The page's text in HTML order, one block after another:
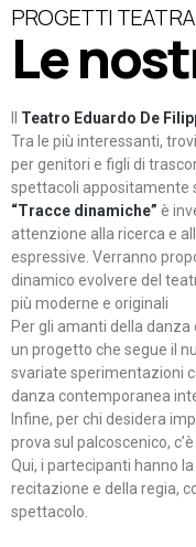
PROGETTI
Le
Teatro Eduardo De
Tra le più interessanti,
per genitori e figli di
spettacoli appositamente
“Tracce dinamiche” è
attenzione alla ricerca e
espressive. Verranno
dinamico evolvere del
più moderne e originali
Per gli amanti della danza
un progetto che segue il
svariate sperimentazioni
danza contemporanea
Infine, per chi desidera
prova sul palcoscenico, c’è
Qui, i partecipanti hanno
recitazione e della regia,
spettacolo.